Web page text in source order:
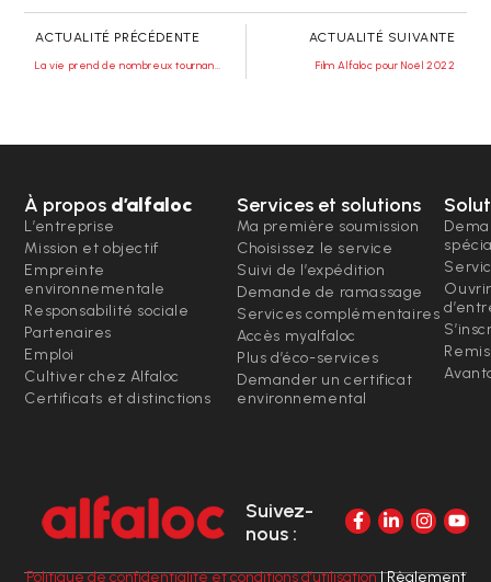
ACTUALITÉ PRÉCÉDENTE
La vie prend de nombreux tournants
ACTUALITÉ SUIVANTE
Film Alfaloc pour Noël 2022
À propos d’alfaloc
L’entreprise
Mission et objectif
Empreinte
environnementale
Responsabilité sociale
Partenaires
Emploi
Cultiver chez Alfaloc
Certificats et distinctions
Services et solutions
Ma première soumission
Choisissez le service
Suivi de l’expédition
Demande de ramassage
Services complémentaires
Accès myalfaloc
Plus d’éco-services
Demander un certificat
environnemental
Suivez-
nous :
Politique de confidentialité et conditions d’utilisation| Règlement